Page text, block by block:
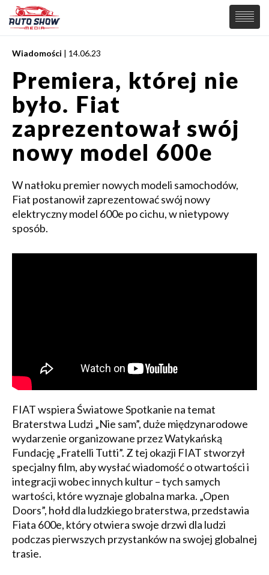
PREMIERY
SAMOCHODY
Wiadomości
Supersamochody
Samochody Koncepcyjne
Tuning
Elektryczne
MOTORSPORT
Wiadomości | 14.06.23
Premiera, której nie
było. Fiat
zaprezentował swój
nowy model 600e
W natłoku premier nowych modeli samochodów,
Fiat postanowił zaprezentować swój nowy
elektryczny model 600e po cichu, w nietypowy
sposób.
FIAT wspiera Światowe Spotkanie na temat
Braterstwa Ludzi „Nie sam”, duże międzynarodowe
wydarzenie organizowane przez Watykańską
Fundację „Fratelli Tutti”. Z tej okazji FIAT stworzył
specjalny film, aby wysłać wiadomość o otwartości i
integracji wobec innych kultur – tych samych
wartości, które wyznaje globalna marka. „Open
Doors”, hołd dla ludzkiego braterstwa, przedstawia
Fiata 600e, który otwiera swoje drzwi dla ludzi
podczas pierwszych przystanków na swojej globalnej
trasie.